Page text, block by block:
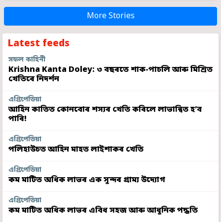
More Stories
Latest feeds
সফল কাহিনী
Krishna Kanta Doley: ৩ বছৰতে শাক-পাচলি আৰু মিশ্ৰিত
খেতিৰে নিদৰ্শন
এগ্ৰিপেডিয়া
আহিন কাতিত কোনবোৰ শস্যৰ খেতি কৰিলে লাভান্বিত হ’ব
পাৰি!
এগ্ৰিপেডিয়া
পলিহাউচত আহিন মাহত লাইশাকৰ খেতি
এগ্ৰিপেডিয়া
কম মাটিত অধিক লাভৰ এক সুন্দৰ গ্ৰাম্য উদ্যোগ
এগ্ৰিপেডিয়া
কম মাটিত অধিক লাভৰ এবিধ সহজ আৰু আধুনিক পদ্ধতি